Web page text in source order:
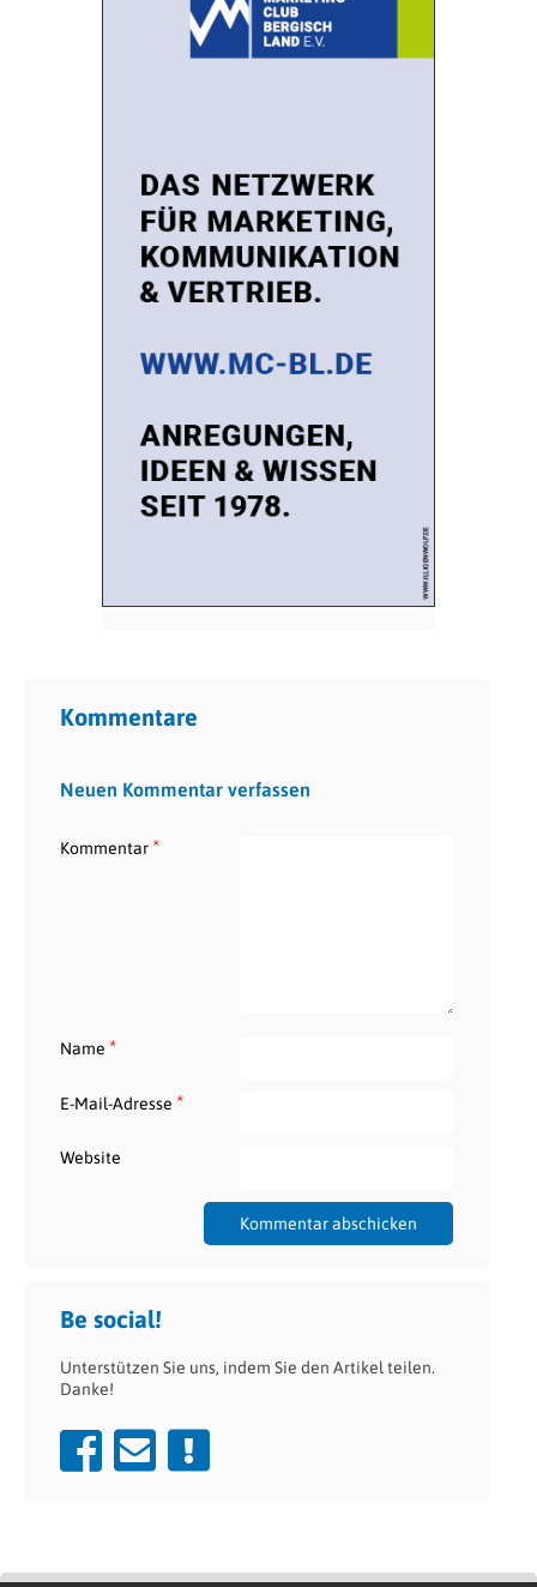
Kommentare
Neuen Kommentar verfassen
Kommentar*
Name *
E-Mail-Adresse *
Website
Be social!
Unterstützen Sie uns, indem Sie den Artikel teilen.
Danke!